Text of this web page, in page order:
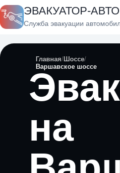
ЭВАКУАТОР-АВТО
Служба эвакуации
Главная Шоссе
Варшавское шоссе
на